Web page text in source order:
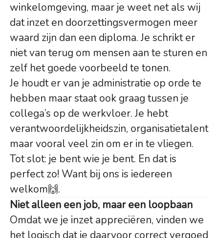
winkelomgeving, maar je weet net als wij
dat inzet en doorzettingsvermogen meer
waard zijn dan een diploma. Je schrikt er
niet van terug om mensen aan te sturen en
zelf het goede voorbeeld te tonen.
Je houdt er van je administratie op orde te
hebben maar staat ook graag tussen je
collega’s op de werkvloer. Je hebt
verantwoordelijkheidszin, organisatietalent
maar vooral veel zin om er in te vliegen.
Tot slot: je bent wie je bent. En dat is
perfect zo! Want bij ons is iedereen
welkom🙌.
Niet alleen een job, maar een loopbaan
Omdat we je inzet appreciëren, vinden we
het logisch dat je daarvoor correct vergoed